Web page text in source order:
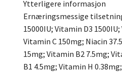
Ytterligere informasjon
Ernæringsmessige
15000IU; Vitamin D3
Vitamin C 150mg; Niacin
15mg; Vitamin B2 7.5mg;
B1 4.5mg; Vitamin H